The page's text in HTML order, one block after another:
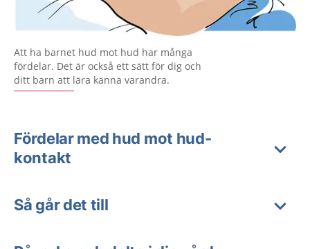
Att ha barnet hud mot hud har många
fördelar. Det är också ett sätt för dig och
ditt barn att lära känna varandra.
Fördelar med hud mot hud-
kontakt
Så går det till